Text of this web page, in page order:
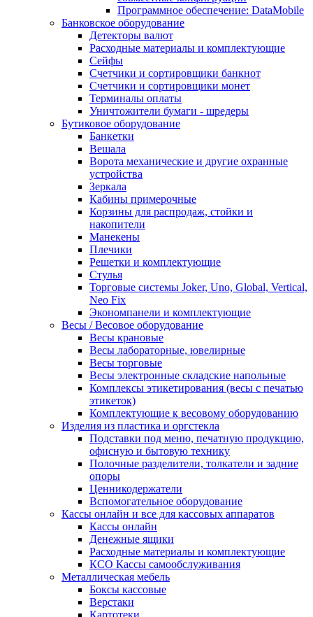
Программное обеспечение: DataMobile
Банковское оборудование
Детекторы валют
Расходные материалы и комплектующие
Сейфы
Счетчики и сортировщики банкнот
Счетчики и сортировщики монет
Терминалы оплаты
Уничтожители бумаги - шредеры
Бутиковое оборудование
Банкетки
Вешала
Ворота механические и другие охранные
устройства
Зеркала
Кабины примерочные
Корзины для распродаж, стойки и
накопители
Манекены
Плечики
Решетки и комплектующие
Стулья
Торговые системы Joker, Uno, Global, Vertical,
Neo Fix
Экономпанели и комплектующие
Весы / Весовое оборудование
Весы крановые
Весы лабораторные, ювелирные
Весы торговые
Весы электронные складские напольные
Комплексы этикетирования (весы с печатью
этикеток)
Комплектующие к весовому оборудованию
Изделия из пластика и оргстекла
Подставки под меню, печатную продукцию,
офисную и бытовую технику
Полочные разделители, толкатели и задние
опоры
Ценникодержатели
Вспомогательное оборудование
Кассы онлайн и все для кассовых аппаратов
Кассы онлайн
Денежные ящики
Расходные материалы и комплектующие
КСО Кассы самообслуживания
Металлическая мебель
Боксы кассовые
Верстаки
Картотеки